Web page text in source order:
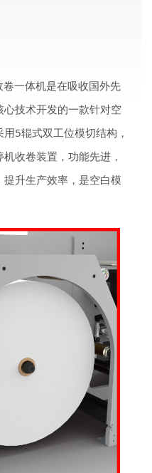
一体机是在吸收国外先
技术开发的一款针对空
5辊式双工位模切结构，
收卷装置，功能先进，
升生产效率，是空白模